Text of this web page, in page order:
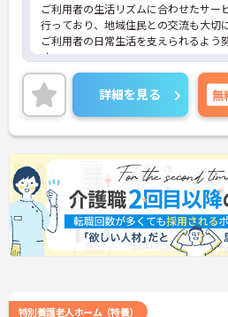
ご利用者の生活リズムに合わせたサー
行っており、地域住民との交流も大切
ご利用者の日常生活を支えられるよう
す。
昇給・賞与制度があり、頑張りがきち
るので、モチベーションにつながりま
に寄り添い、丁寧なサービスの提供を
ける方を募集しています。
ご興味のある方には、面接対策ポイン
に詳細をお話しいたしますのでお気軽
さい！
詳細を見る 無
特別養護老人ホーム（特養）